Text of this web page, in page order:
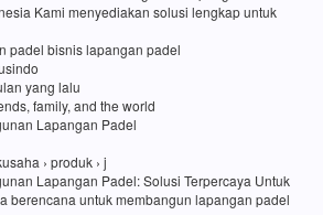
Kami menyediakan solusi lengkap untuk
padel bisnis lapangan padel
yang lalu
family, and the world
Lapangan Padel
› produk › j
Lapangan Padel: Solusi Terpercaya Untuk
berencana untuk membangun lapangan padel